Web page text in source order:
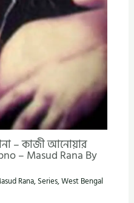
– কাজী আনোয়ার
– Masud Rana By
Rana, Series,West Bengal